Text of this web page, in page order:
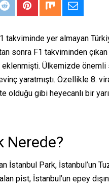
takviminde yer almayan
sonra F1 takviminden
eklenmişti. Ülkemizde önemli
yaratmıştı. Özellikle 8.
olduğu gibi heyecanlı bir
Nerede?
İstanbul Park, İstanbul’un
pist, İstanbul’un epey